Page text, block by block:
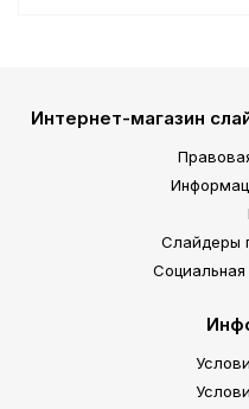
Интернет-магазин
Слайдеры
Социальная